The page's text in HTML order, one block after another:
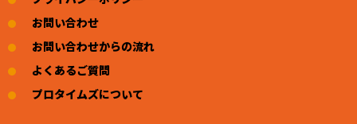
お問い合わせ
お問い合わせからの流れ
よくあるご質問
プロタイムズについて